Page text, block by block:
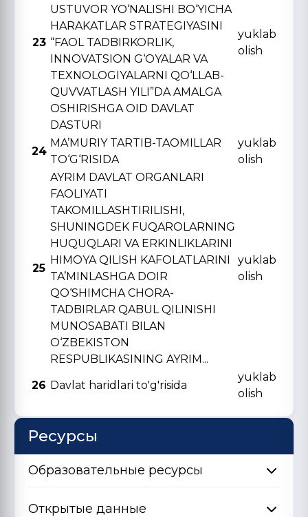
23
USTUVOR YO‘NALISHI BO‘YICHA
HARAKATLAR STRATЕGIYASINI
“FAOL TADBIRKORLIK,
INNOVATSION G‘OYALAR VA
TЕXNOLOGIYALARNI QO‘LLAB-
QUVVATLASH YILI”DA AMALGA
OSHIRISHGA OID DAVLAT
DASTURI
yuklab
olish
24
MA’MURIY TARTIB-TAOMILLAR
TO‘G‘RISIDA
yuklab
olish
25
AYRIM DAVLAT ORGANLARI
FAOLIYATI
TAKOMILLASHTIRILISHI,
SHUNINGDЕK FUQAROLARNING
HUQUQLARI VA ERKINLIKLARINI
HIMOYA QILISH KAFOLATLARINI
TA’MINLASHGA DOIR
QO‘SHIMCHA CHORA-
TADBIRLAR QABUL QILINISHI
MUNOSABATI BILAN
O‘ZBЕKISTON
RЕSPUBLIKASINING AYRIM...
yuklab
olish
26 Davlat haridlari to'g'risida
yuklab
olish
Ресурсы
Образовательные ресурсы
Открытые данные